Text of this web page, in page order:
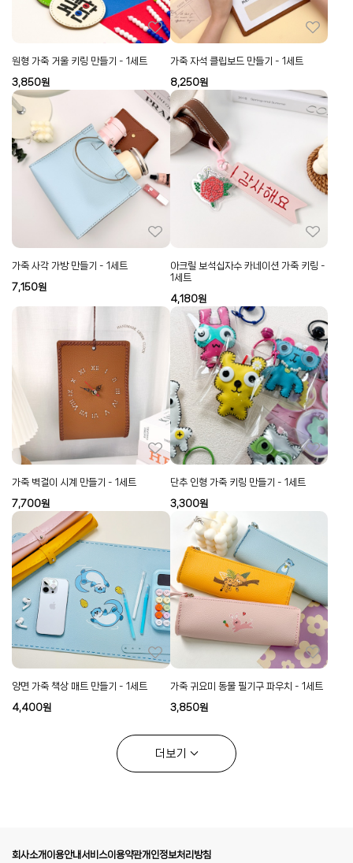
원형 가죽 거울 키링 만들기 - 1세트
3,850원
가죽 자석 클립보드 만들기 - 1세트
8,250원
가죽 사각 가방 만들기 - 1세트
7,150원
아크릴 보석십자수 카네이션 가죽 키링 -
1세트
4,180원
가죽 벽걸이 시계 만들기 - 1세트
7,700원
단추 인형 가죽 키링 만들기 - 1세트
3,300원
양면 가죽 책상 매트 만들기 - 1세트
4,400원
가죽 귀요미 동물 필기구 파우치 - 1세트
3,850원
더보기
회사소개 이용안내서비스이용약관개인정보처리방침